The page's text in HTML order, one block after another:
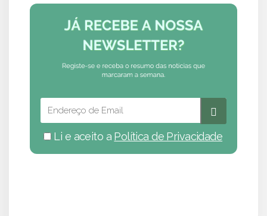
Li e aceito a Política de Privacidade